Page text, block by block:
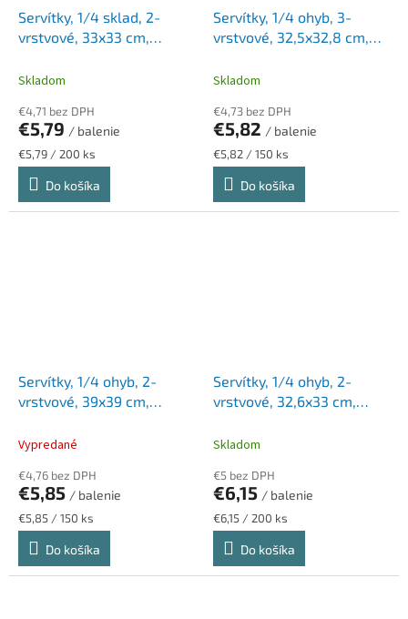
Servítky, 1/4 sklad, 2-
vrstvové, 33x33 cm,
piesková
Skladom
€4,71 bez DPH
€5,79 / balenie
Jednotková
cena:
€5,79 / 200 ks
Do košíka
Servítky, 1/4 ohyb, 3-
vrstvové, 32,5x32,8 cm,
Lunch", slonová kosť
Skladom
€4,73 bez DPH
€5,82 / balenie
Jednotková
cena:
€5,82 / 150 ks
Do košíka
Servítky, 1/4 ohyb, 2-
vrstvové, 39x39 cm,
biela
Vypredané
€4,76 bez DPH
€5,85 / balenie
Jednotková
cena:
€5,85 / 150 ks
Do košíka
Servítky, 1/4 ohyb, 2-
vrstvové, 32,6x33 cm,
limetková
Skladom
€5 bez DPH
€6,15 / balenie
Jednotková
cena:
€6,15 / 200 ks
Do košíka